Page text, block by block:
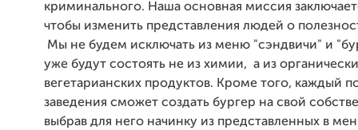
криминального. Наша основная миссия
чтобы изменить представления людей о
Мы не будем исключать из меню "сэндвичи" и
уже будут состоять не из химии, а из
вегетарианских продуктов. Кроме того, каждый
заведения сможет создать бургер на свой
выбрав для него начинку из представленных в